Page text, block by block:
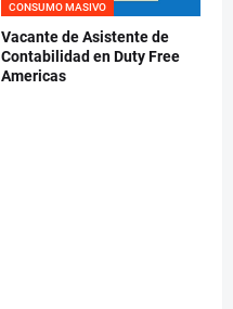
CONSUMO MASIVO
Vacante de Asistente de
Contabilidad en Duty Free
Americas